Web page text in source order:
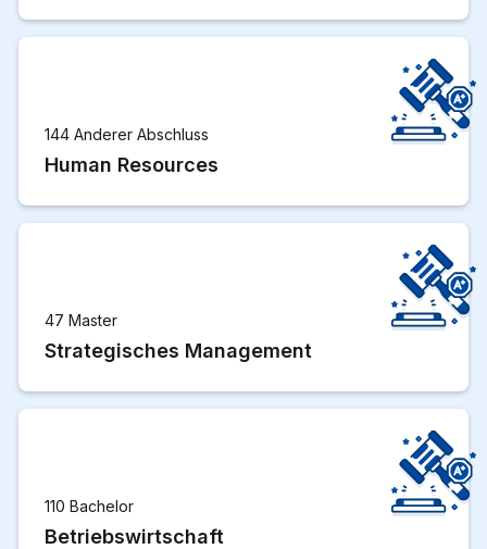
144 Anderer Abschluss
Human Resources
47 Master
Strategisches Management
110 Bachelor
Betriebswirtschaft